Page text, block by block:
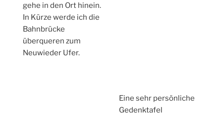
gehe in den Ort hinein.
In Kürze werde ich die
Bahnbrücke
überqueren zum
Neuwieder Ufer.
Eine sehr persönliche
Gedenktafel